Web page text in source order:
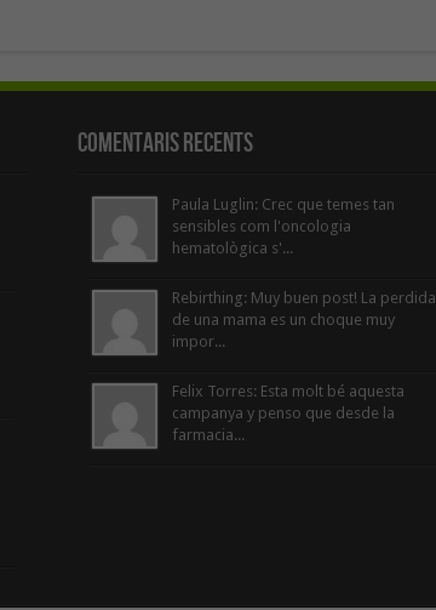
Comentaris Recents
Paula Luglin: Crec que temes tan
sensibles com l'oncologia
hematològica s'...
Rebirthing: Muy buen post! La perdida
de una mama es un choque muy
impor...
Felix Torres: Esta molt bé aquesta
campanya y penso que desde la
farmacia...